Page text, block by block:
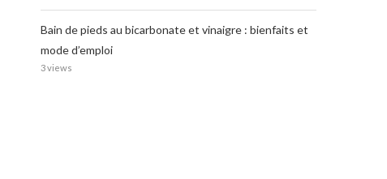
Bain de pieds au bicarbonate et vinaigre : bienfaits et
mode d’emploi
3 views